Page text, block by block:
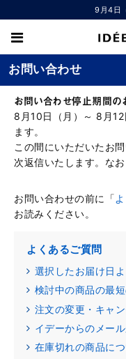
9月4日
お問い合わせ
お問い合わせ停止期間の
8月10日（月）～ 8月
ます。
この間にいただいたお
次返信いたします。な
お問い合わせの前に「
お読みください。
よくあるご質問
選択したお届け日
検討中の商品の最
注文の変更・キャ
イデーからのメー
在庫切れの商品に